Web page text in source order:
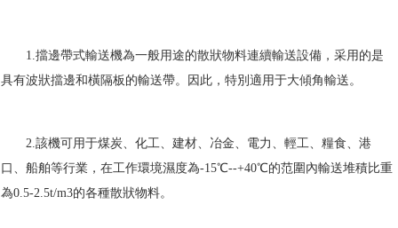
1.擋邊帶式輸送機為一般用途的散狀物料連續輸送設備，采用的是
具有波狀擋邊和橫隔板的輸送帶。因此，特別適用于大傾角輸送。
2.該機可用于煤炭、化工、建材、冶金、電力、輕工、糧食、港
口、船舶等行業，在工作環境濕度為-15℃--+40℃的范圍內輸送堆積比重
為0.5-2.5t/m3的各種散狀物料。